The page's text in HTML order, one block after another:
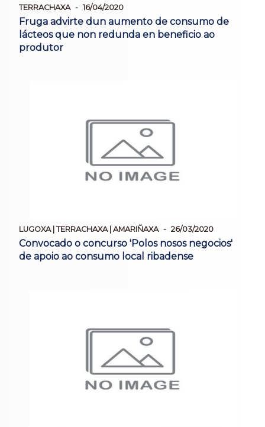
TERRACHAXA 16/04/2020
Fruga advirte dun aumento de consumo de
lácteos que non redunda en beneficio ao
produtor
LUGOXA | TERRACHAXA | AMARIÑAXA 26/03/2020
Convocado o concurso 'Polos nosos negocios'
de apoio ao consumo local ribadense